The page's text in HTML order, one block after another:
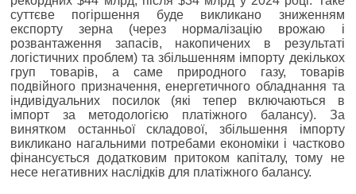
суттєве погіршення буде викликано зниженням
експорту зерна (через нормалізацію врожаю і
розвантаження запасів, накопичених в результаті
логістичних проблем) та збільшенням імпорту декількох
груп товарів, а саме природного газу, товарів
подвійного призначення, енергетичного обладнання та
індивідуальних посилок (які тепер включаються в
імпорт за методологією платіжного балансу). За
винятком останньої складової, збільшення імпорту
викликано нагальними потребами економіки і частково
фінансується додатковим притоком капіталу, тому не
несе негативних наслідків для платіжного балансу.